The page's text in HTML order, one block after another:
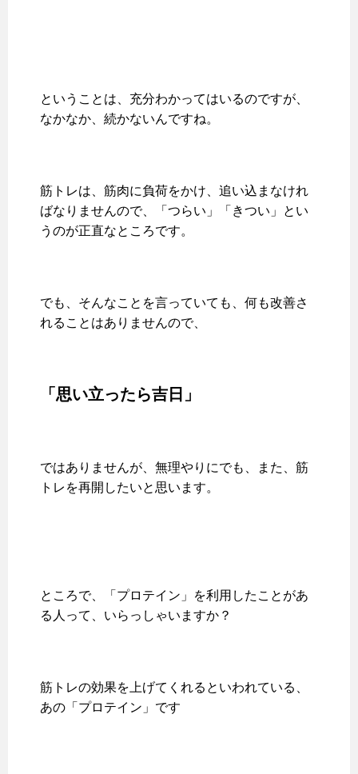
ということは、充分わかってはいるのですが、
なかなか、続かないんですね。
筋トレは、筋肉に負荷をかけ、追い込まなけれ
ばなりませんので、「つらい」「きつい」とい
うのが正直なところです。
でも、そんなことを言っていても、何も改善さ
れることはありませんので、
「思い立ったら吉日」
ではありませんが、無理やりにでも、また、筋
トレを再開したいと思います。
ところで、「プロテイン」を利用したことがあ
る人って、いらっしゃいますか？
筋トレの効果を上げてくれるといわれている、
あの「プロテイン」です